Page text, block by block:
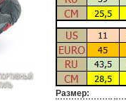
Размер: